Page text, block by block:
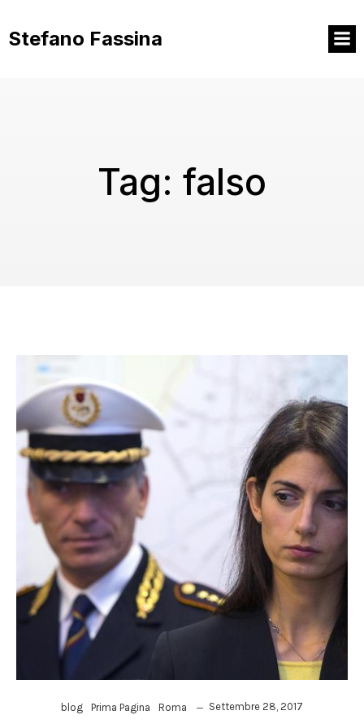
contenuto
Stefano Fassina
Tag: falso
blog Prima Pagina Roma Settembre 28, 2017